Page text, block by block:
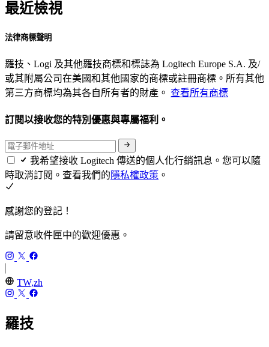
最近檢視
法律商標聲明
羅技、Logi 及其他羅技商標和標誌為 Logitech Europe S.A. 及/
或其附屬公司在美國和其他國家的商標或註冊商標。所有其他
第三方商標均為其各自所有者的財產。 查看所有商標
訂閱以接收您的特別優惠與專屬福利。
我希望接收 Logitech 傳送的個人化行銷訊息。您可以隨
時取消訂閱。查看我們的隱私權政策 。
感謝您的登記！
請留意收件匣中的歡迎優惠。
TW,zh
羅技